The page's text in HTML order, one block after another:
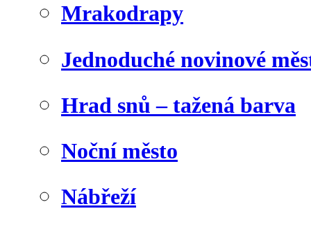
Mrakodrapy
Jednoduché novinové
Hrad snů – tažená barva
Noční město
Nábřeží